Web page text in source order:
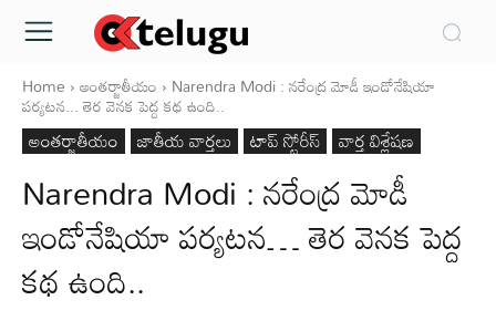
Home అంతర్జాతీయం Narendra Modi : నరేంద్ర మోడీ ఇండోనేషియా
పర్యటన... తెర వెనక పెద్ద కథ ఉంది..
అంతర్జాతీయం జాతీయ వార్తలు టాప్ స్టోరీస్ వార్త విశ్లేషణ
Narendra Modi : నరేంద్ర మోడీ
ఇండోనేషియా పర్యటన… తెర వెనక పెద్ద
కథ ఉంది..